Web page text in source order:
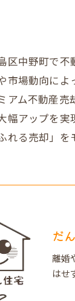
区中野町で
市場動向に
アム不動産
幅アップを
れる売却」
だ
離婚
はせ